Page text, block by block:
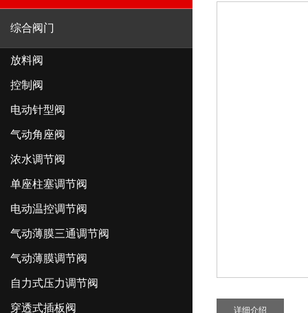
综合阀门
放料阀
控制阀
电动针型阀
气动角座阀
浓水调节阀
单座柱塞调节阀
电动温控调节阀
气动薄膜三通调节阀
气动薄膜调节阀
自力式压力调节阀
穿透式插板阀 详细介绍